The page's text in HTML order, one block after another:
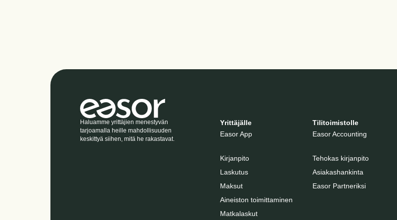
Haluamme yrittäjien menestyvän
tarjoamalla heille mahdollisuuden
keskittyä siihen, mitä he rakastavat.
Yrittäjälle
Easor App
Kirjanpito
Laskutus
Maksut
Aineiston toimittaminen
Matkalaskut
Tilitoimistolle
Easor Accounting
Tehokas kirjanpito
Asiakashankinta
Easor Partneriksi